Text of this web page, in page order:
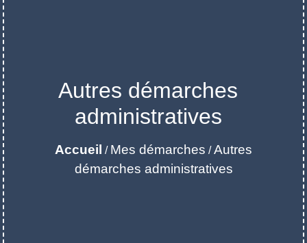
Autres démarches
administratives
Accueil / Mes démarches /Autres
démarches administratives